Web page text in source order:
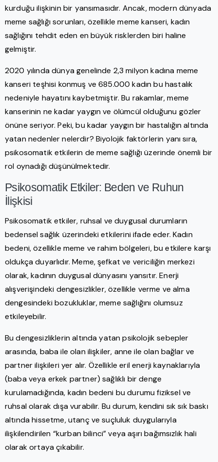
kurduğu ilişkinin bir yansımasıdır. Ancak, modern dünyada
meme sağlığı sorunları, özellikle meme kanseri, kadın
sağlığını tehdit eden en büyük risklerden biri haline
gelmiştir.
2020 yılında dünya genelinde 2,3 milyon kadına meme
kanseri teşhisi konmuş ve 685.000 kadın bu hastalık
nedeniyle hayatını kaybetmiştir. Bu rakamlar, meme
kanserinin ne kadar yaygın ve ölümcül olduğunu gözler
önüne seriyor. Peki, bu kadar yaygın bir hastalığın altında
yatan nedenler nelerdir? Biyolojik faktörlerin yanı sıra,
psikosomatik etkilerin de meme sağlığı üzerinde önemli bir
rol oynadığı düşünülmektedir.
Psikosomatik Etkiler: Beden ve Ruhun
İlişkisi
Psikosomatik etkiler, ruhsal ve duygusal durumların
bedensel sağlık üzerindeki etkilerini ifade eder. Kadın
bedeni, özellikle meme ve rahim bölgeleri, bu etkilere karşı
oldukça duyarlıdır. Meme, şefkat ve vericiliğin merkezi
olarak, kadının duygusal dünyasını yansıtır. Enerji
alışverişindeki dengesizlikler, özellikle verme ve alma
dengesindeki bozukluklar, meme sağlığını olumsuz
etkileyebilir.
Bu dengesizliklerin altında yatan psikolojik sebepler
arasında, baba ile olan ilişkiler, anne ile olan bağlar ve
partner ilişkileri yer alır. Özellikle eril enerji kaynaklarıyla
(baba veya erkek partner) sağlıklı bir denge
kurulamadığında, kadın bedeni bu durumu fiziksel ve
ruhsal olarak dışa vurabilir. Bu durum, kendini sık sık baskı
altında hissetme, utanç ve suçluluk duygularıyla
ilişkilendirilen “kurban bilinci” veya aşırı bağımsızlık hali
olarak ortaya çıkabilir.